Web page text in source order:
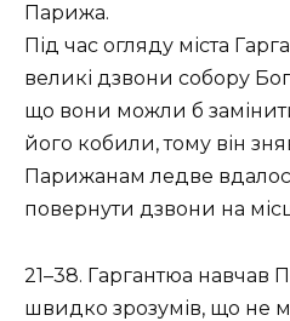
Парижа.
Під час огляду міста
великі дзвони собору
що вони можли б
його кобили, тому він
Парижанам ледве
повернути дзвони на
21–38. Гаргантюа навчав
швидко зрозумів, що не